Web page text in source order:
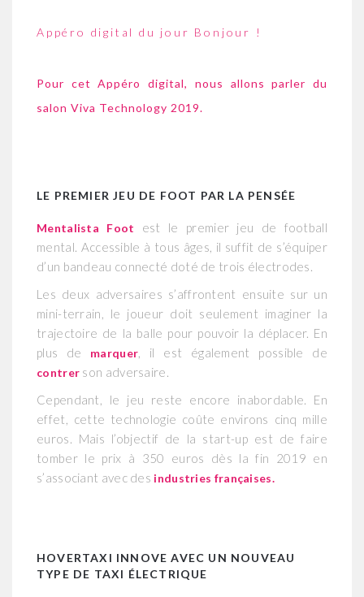
Appéro digital du jour Bonjour !
Pour cet Appéro digital, nous allons parler du
salon Viva Technology 2019.
LE PREMIER JEU DE FOOT PAR LA PENSÉE
Mentalista Foot
est le premier jeu de football
mental. Accessible à tous âges, il suffit de s’équiper
d’un bandeau connecté doté de trois électrodes.
Les deux adversaires s’affrontent ensuite sur un
mini-terrain, le joueur doit seulement imaginer la
trajectoire de la balle pour pouvoir la déplacer. En
plus de marquer , il est également possible de
contrer son adversaire.
Cependant, le jeu reste encore inabordable. En
effet, cette technologie coûte environs cinq mille
euros. Mais l’objectif de la start-up est de faire
tomber le prix à 350 euros dès la fin 2019 en
s’associant avec des industries françaises.
HOVERTAXI INNOVE AVEC UN NOUVEAU
TYPE DE TAXI ÉLECTRIQUE